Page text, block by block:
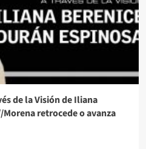
de la Visión de Iliana
retrocede o avanza